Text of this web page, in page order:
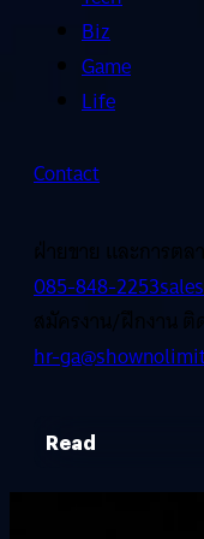
Biz
Game
Life
Contact
ฝ่ายขาย และการตล
085-848-2253
สมัครงาน/ฝึกงาน
hr-
Read